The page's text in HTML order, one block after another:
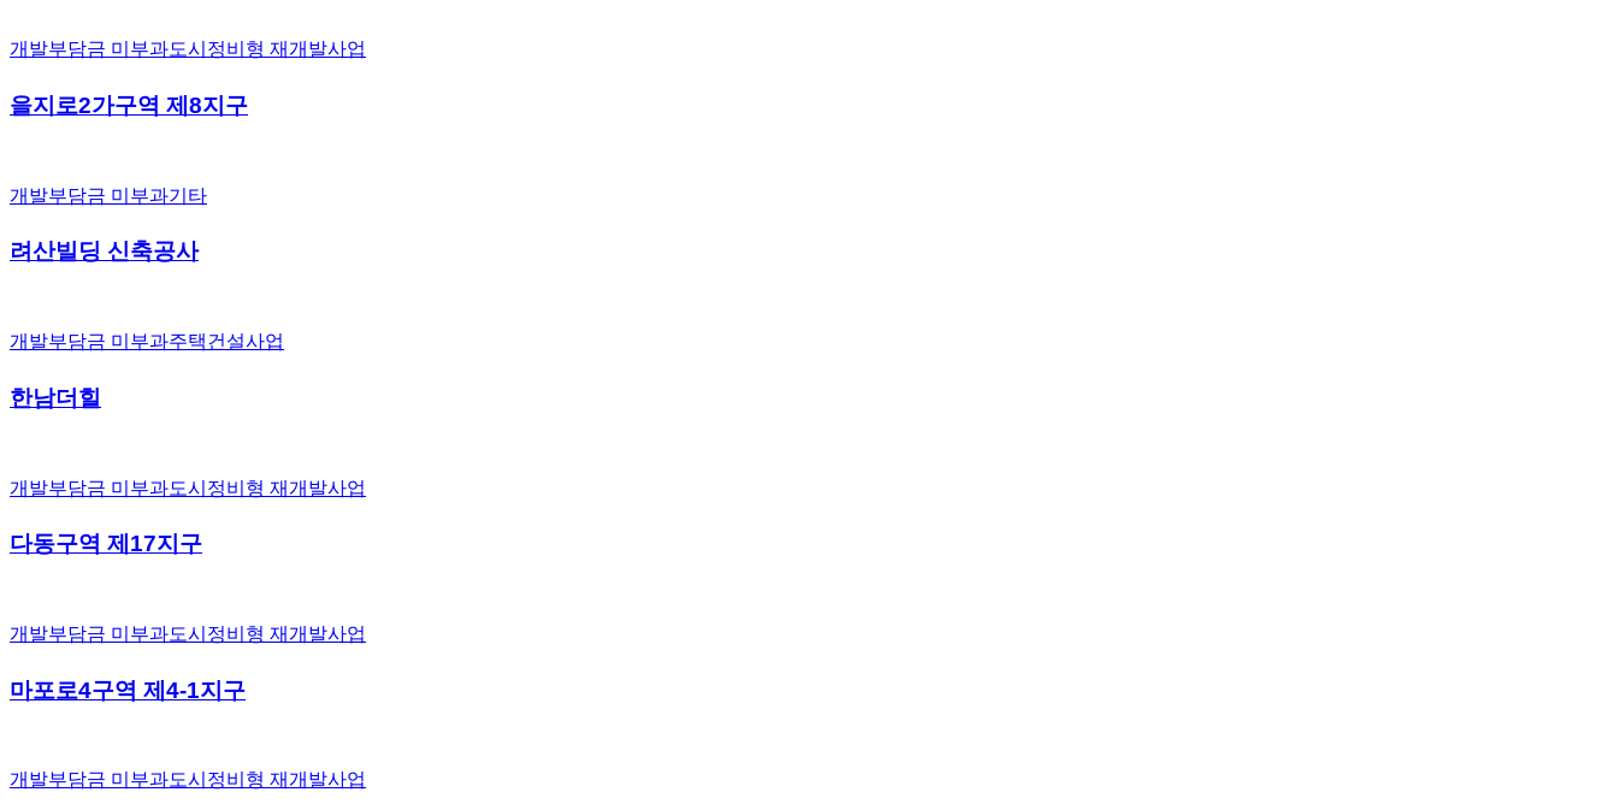
개발부담금 미부과도시정비형 재개발사업
을지로2가구역 제8지구
개발부담금 미부과기타
려산빌딩 신축공사
개발부담금 미부과주택건설사업
한남더힐
개발부담금 미부과도시정비형 재개발사업
다동구역 제17지구
개발부담금 미부과도시정비형 재개발사업
마포로4구역 제4-1지구
개발부담금 미부과도시정비형 재개발사업